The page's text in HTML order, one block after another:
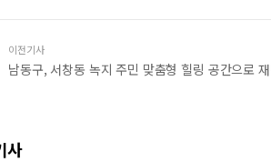
이전기사
남동구, 서창동 녹지 주민 맞춤형 힐링 공간으로
사